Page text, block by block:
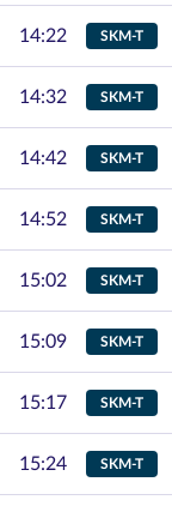
14:22 SKM-T
14:32 SKM-T
14:42 SKM-T
14:52 SKM-T
15:02 SKM-T
15:09 SKM-T
15:17 SKM-T
15:24 SKM-T